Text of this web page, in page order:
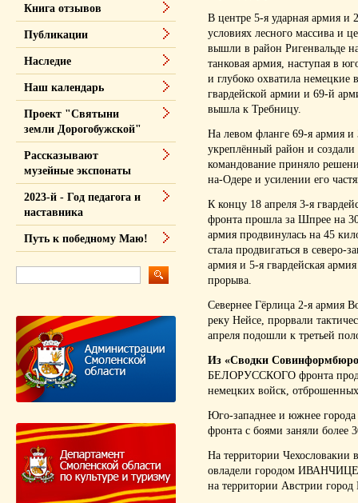
В центре 5-я ударная армия и
условиях лесного массива и
вышли в район Ригенвальде
танковая армия, наступая в
и глубоко охватила
гвардейской армии и 69-й
вышла к Требницу.
На левом фланге 69-я армия
укреплённый район и
командование приняло
на-Одере и усилении его
К концу 18 апреля 3-я
фронта прошла за Шпрее на 30
армия продвинулась на 45
стала продвигаться в северо-
армия и 5-я гвардейская
прорыва.
Севернее Гёрлица 2-я армия
реку Нейсе, прорвали
апреля подошли к третьей
Из «Сводки
БЕЛОРУССКОГО фронта
немецких войск,
Юго-западнее и южнее
фронта с боями заняли более
На территории
овладели городом
на территории Австрии
Книга отзывов
Публикации
Наследие
Наш календарь
Проект "Святыни
земли Дорогобужской"
Рассказывают
музейные экспонаты
2023-й - Год педагога и
наставника
Путь к победному Маю!